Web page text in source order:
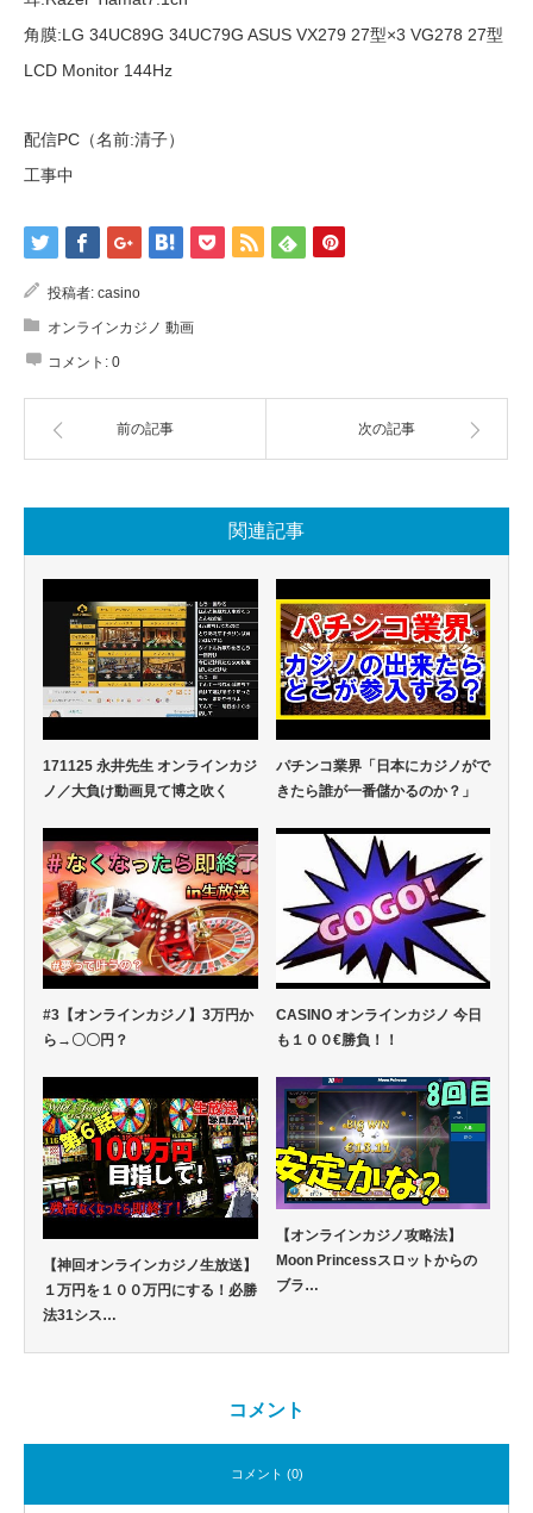
角膜:LG 34UC89G 34UC79G ASUS VX279 27型×3 VG278 27型
LCD Monitor 144Hz
配信PC（名前:清子）
工事中
投稿者: casino
オンラインカジノ 動画
コメント: 0
前の記事 次の記事
関連記事
171125 永井先生 オンラインカジ
ノ／大負け動画見て博之吹く
パチンコ業界「日本にカジノがで
きたら誰が一番儲かるのか？」
#3【オンラインカジノ】3万円か
ら→〇〇円？
CASINO オンラインカジノ 今日
も１００€勝負！！
【神回オンラインカジノ生放送】
１万円を１００万円にする！必勝
法31シス…
【オンラインカジノ攻略法】
Moon Princessスロットからの
ブラ…
コメント
コメント (0)